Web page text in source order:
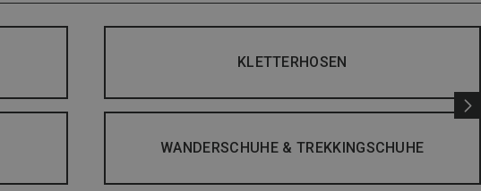
KLETTERHOSEN
WANDERSCHUHE & TREKKINGSCHUHE